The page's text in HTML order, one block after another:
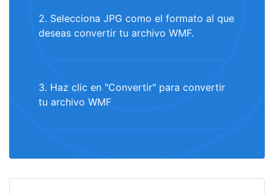
2. Selecciona JPG como el formato al que
deseas convertir tu archivo WMF.
3. Haz clic en "Convertir" para convertir
tu archivo WMF